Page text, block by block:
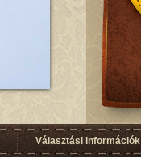
Választási információk